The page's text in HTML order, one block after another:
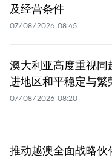
及经营条件
07/08/2026 08:45
澳大利亚高度重视同
进地区和平稳定与繁
07/08/2026 08:20
推动越澳全面战略伙